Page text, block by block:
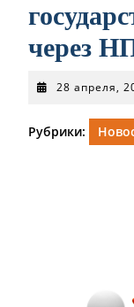
через
28 апреля,
Рубрики: